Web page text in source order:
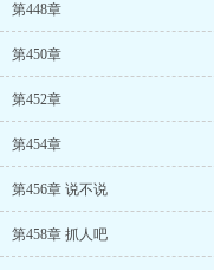
第448章
第450章
第452章
第454章
第456章 说不说
第458章 抓人吧